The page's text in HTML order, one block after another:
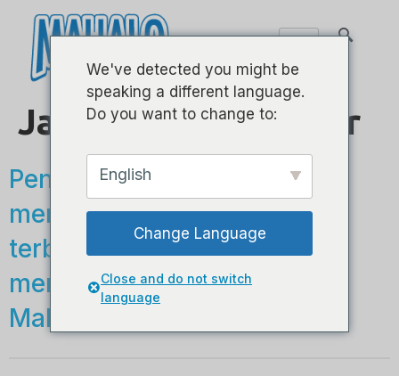
Java Series - Konser
Pengrajin ahli kami telah
memilih sendiri kayu nada
terbaik di Indonesia untuk
membawakan Anda Seri
Mahalo Java.
We've detected you might be
speaking a different language.
Do you want to change to:
English
Change Language
Close and do not switch
language